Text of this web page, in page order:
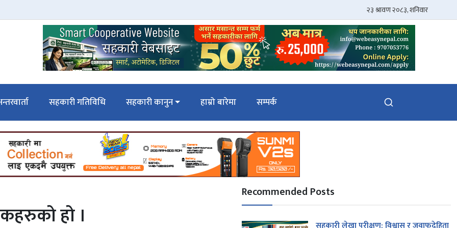
सहकारी गतिविधि सहकारी कानुन हाम्रो बारेमा सम्पर्क
हो ।
Recommended Posts